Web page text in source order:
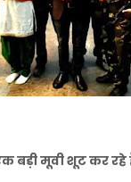
मूवी शूट कर रहे